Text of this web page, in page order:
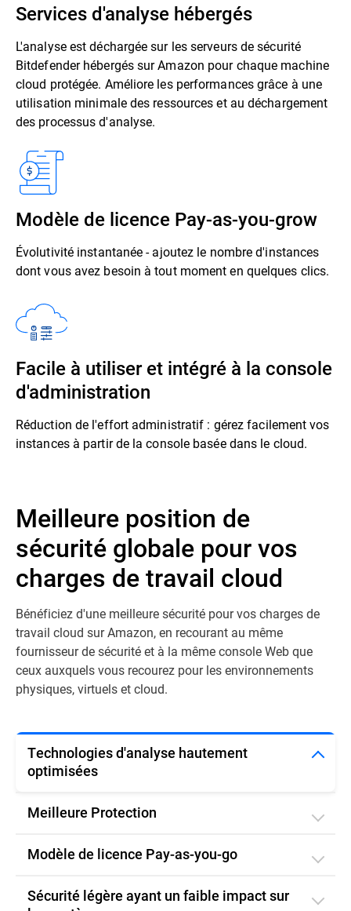
Services d'analyse hébergés
L'analyse est déchargée sur les serveurs de sécurité
Bitdefender hébergés sur Amazon pour chaque machine
cloud protégée. Améliore les performances grâce à une
utilisation minimale des ressources et au déchargement
des processus d'analyse.
Modèle de licence Pay-as-you-grow
Évolutivité instantanée - ajoutez le nombre d'instances
dont vous avez besoin à tout moment en quelques clics.
Facile à utiliser et intégré à la console
d'administration
Réduction de l'effort administratif : gérez facilement vos
instances à partir de la console basée dans le cloud.
Meilleure position de
sécurité globale pour vos
charges de travail cloud
Bénéficiez d'une meilleure sécurité pour vos charges de
travail cloud sur Amazon, en recourant au même
fournisseur de sécurité et à la même console Web que
ceux auxquels vous recourez pour les environnements
physiques, virtuels et cloud.
Technologies d'analyse hautement
optimisées
Meilleure Protection
Modèle de licence Pay-as-you-go
Sécurité légère ayant un faible impact sur